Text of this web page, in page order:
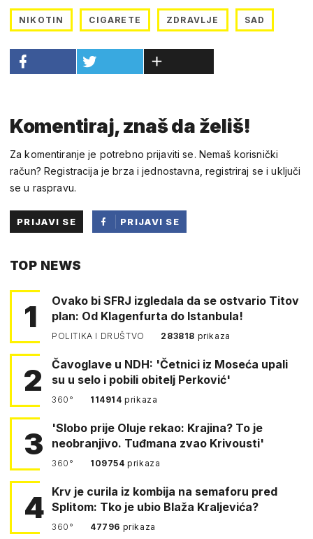
NIKOTIN CIGARETE ZDRAVLJE SAD
Komentiraj, znaš da želiš!
Za komentiranje je potrebno prijaviti se. Nemaš korisnički
račun? Registracija je brza i jednostavna, registriraj se i uključi
se u raspravu.
PRIJAVI SE
PRIJAVI SE
TOP NEWS
1
Ovako bi SFRJ izgledala da se ostvario Titov
plan: Od Klagenfurta do Istanbula!
POLITIKA I DRUŠTVO 283818 prikaza
2
Čavoglave u NDH: 'Četnici iz Moseća upali
su u selo i pobili obitelj Perković'
360° 114914prikaza
3
'Slobo prije Oluje rekao: Krajina? To je
neobranjivo. Tuđmana zvao Krivousti'
360° 109754prikaza
4 Krv je curila iz kombija na semaforu pred
Splitom: Tko je ubio Blaža Kraljevića?
360° 47796 prikaza